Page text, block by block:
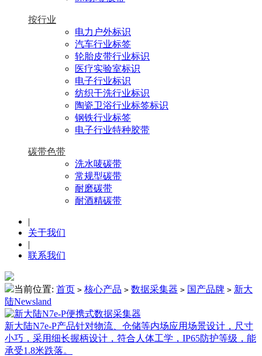
按行业
电力户外标识
汽车行业标签
轮胎皮带行业标识
医疗实验室标识
电子行业标识
纺织干洗行业标识
陶瓷卫浴行业标签标识
钢铁行业标签
电子行业特种胶带
碳带色带
洗水唛碳带
常规型碳带
耐磨碳带
耐酒精碳带
|
关于我们
|
联系我们
当前位置: 首页 > 核心产品 > 数据采集器 > 国产品牌 > 新大
陆Newsland
新大陆N7e-P产品针对物流、仓储等内场应用场景设计，尺寸
小巧，采用细长握柄设计，符合人体工学，IP65防护等级，能
承受1.8米跌落。